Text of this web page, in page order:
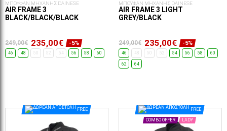
ΜΠΟΥΦΑΝ ΜΗΧΑΝΗΣ DAINESE
AIR FRAME 3
BLACK/BLACK/BLACK
249,00€ 235,00€ -5%
46 48 50 52 54 56 58 60
ΜΠΟΥΦΑΝ ΜΗΧΑΝΗΣ DAINESE
AIR FRAME 3 LIGHT
GREY/BLACK
249,00€ 235,00€ -5%
46 48 50 52 54 56 58 60
62 64
FREE FREE
COMBO OFFER LADY